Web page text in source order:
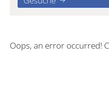
Oops, an error occurred!